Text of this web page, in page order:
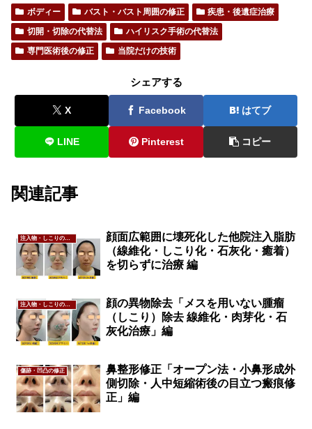
ボディー バスト・バスト周囲の修正
疾患・後遺症治療
切開・切除の代替法
ハイリスク手術の代替法
専門医術後の修正
当院だけの技術
シェアする
X Facebook はてブ
LINE Pinterest コピー
関連記事
注入物・しこりの修正
顔面広範囲に壊死化した他院注入脂肪
（線維化・しこり化・石灰化・癒着）
を切らずに治療 編
注入物・しこりの修正
顔の異物除去「メスを用いない腫瘤
（しこり）除去 線維化・肉芽化・石
灰化治療」編
傷跡・凹凸の修正
鼻整形修正「オープン法・小鼻形成外
側切除・人中短縮術後の目立つ瘢痕修
正」編